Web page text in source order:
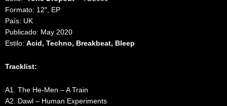
Formato: 12″, EP
País: UK
Publicado: May 2020
Estilo: Acid, Techno, Breakbeat, Bleep
Tracklist:
A1. The He-Men – A Train
A2. Dawl – Human Experiments